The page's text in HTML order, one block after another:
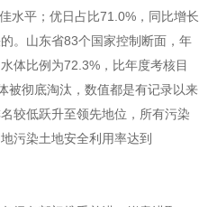
水平；优日占比71.0%，同比增长
。山东省83个国家控制断面，年
体比例为72.3%，比年度考核目
被彻底淘汰，数值都是有记录以来
较低跃升至领先地位，所有污染
污染土地安全利用率达到